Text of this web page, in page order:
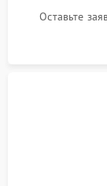
Оставьте